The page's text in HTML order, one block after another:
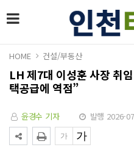
HOME 건설/부동산
LH 제7대 이성훈 사장 취
택공급에 역점”
윤경수 기자 발행 2026-